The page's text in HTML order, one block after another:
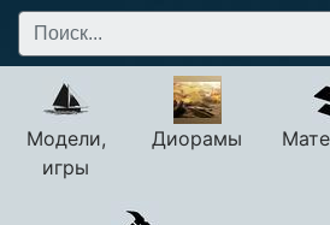
Модели,
игры
Диорамы